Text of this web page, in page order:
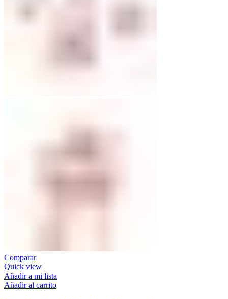
Comparar
Quick view
Añadir a mi lista
Añadir al carrito